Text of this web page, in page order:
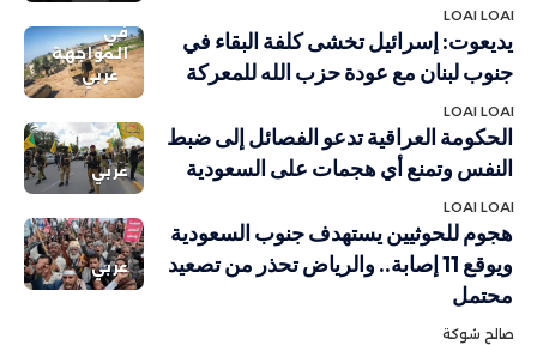
LOAI LOAI
في
المواجهة
عربي
يديعوت: إسرائيل تخشى كلفة البقاء في
جنوب لبنان مع عودة حزب الله للمعركة
LOAI LOAI
عربي
الحكومة العراقية تدعو الفصائل إلى ضبط
النفس وتمنع أي هجمات على السعودية
LOAI LOAI
عربي
هجوم للحوثيين يستهدف جنوب السعودية
ويوقع 11 إصابة.. والرياض تحذر من تصعيد
محتمل
صالح شوكة